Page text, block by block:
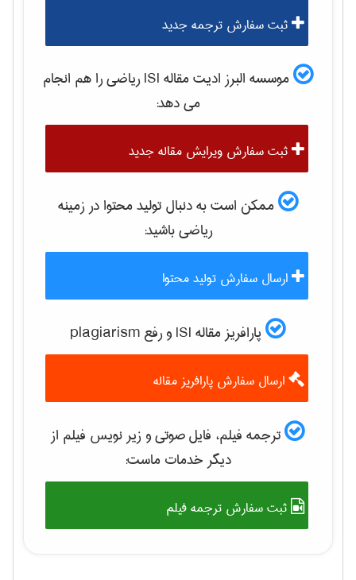
ثبت سفارش ترجمه جدید
موسسه البرز ادیت مقاله ISI رياضیرا هم انجام
می دهد:
ثبت سفارش ویرایش مقاله جدید
ممکن است به دنبال تولید محتوا در زمینه
رياضیباشید:
ارسال سفارش تولید محتوا
پارافریز مقاله ISI و رفع plagiarism
ارسال سفارش پارافریز مقاله
ترجمه فیلم، فایل صوتی و زیر نویس فیلم از
دیگر خدمات ماست:
ثبت سفارش ترجمه فیلم